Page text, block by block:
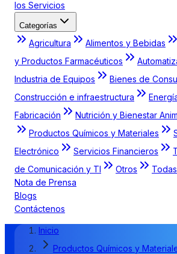
los Servicios
Categorías
Agricultura Alimentos y Bebidas
y Productos Farmacéuticos
Industria de Equipos
Bienes de
Construcción e infraestructura
Fabricación
Nutrición y Bienestar
Productos Químicos y Materiales
Electrónico
Servicios Financieros
de Comunicación y TI
Otros
Nota de Prensa
Blogs
Contáctenos
Inicio
Productos Químicos y